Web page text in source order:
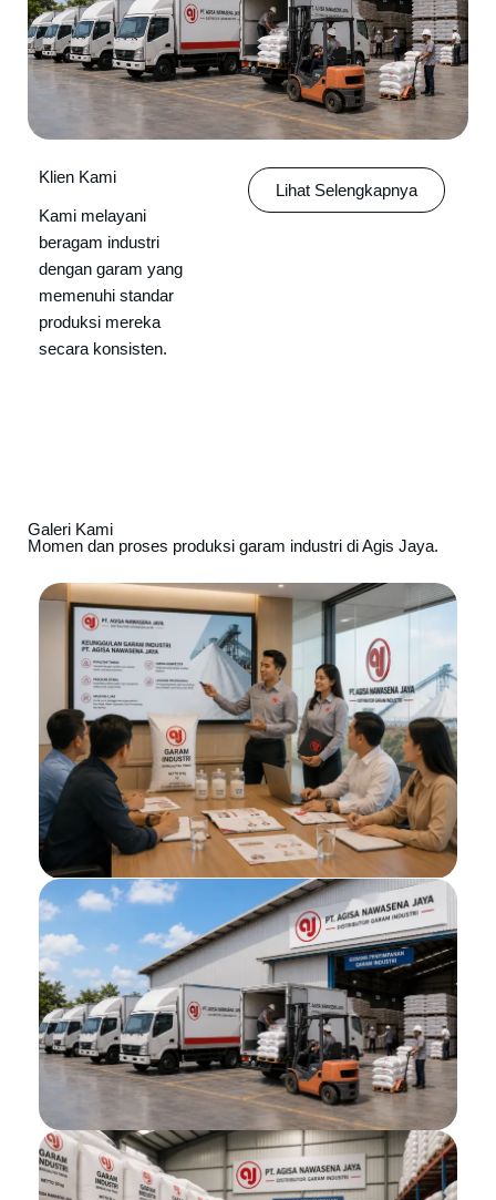
Klien Kami
Kami melayani
beragam industri
dengan garam yang
memenuhi standar
produksi mereka
secara konsisten.
Lihat Selengkapnya
Galeri Kami
Momen dan proses produksi garam industri di Agis Jaya.